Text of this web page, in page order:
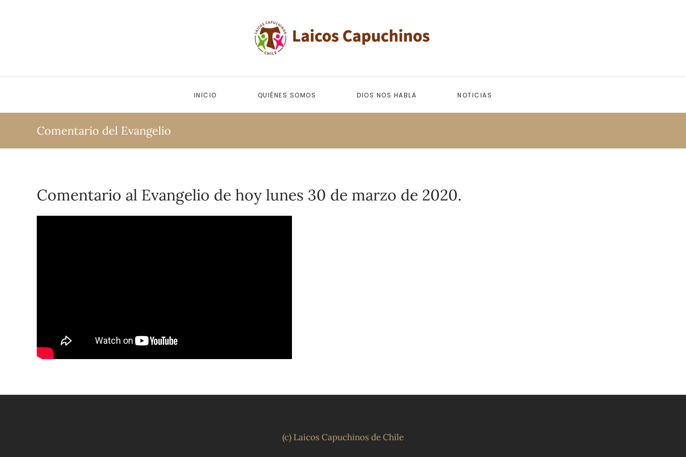
INICIO QUIÉNES SOMOS DIOS NOS HABLA NOTICIAS
Comentario del Evangelio
Comentario al Evangelio de hoy lunes 30 de marzo de 2020.
(c) Laicos Capuchinos de Chile